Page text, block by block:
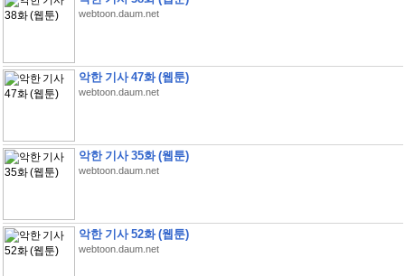
webtoon.daum.net
악한 기사 47화 (웹툰)
webtoon.daum.net
악한 기사 35화 (웹툰)
webtoon.daum.net
악한 기사 52화 (웹툰)
webtoon.daum.net